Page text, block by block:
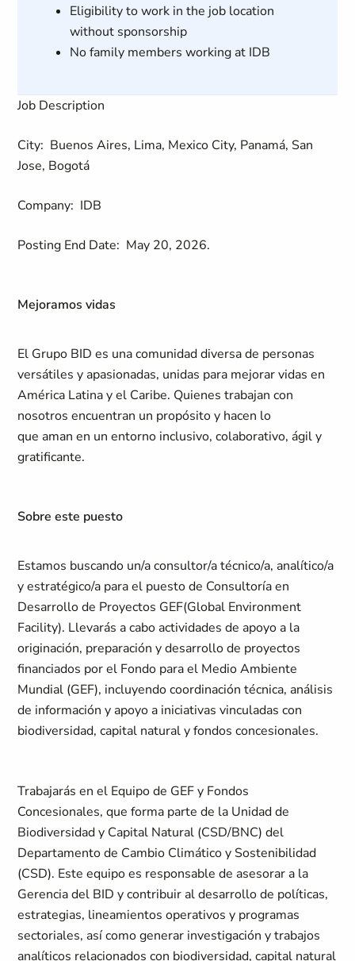
Eligibility to work in the job location
without sponsorship
No family members working at IDB
Job Description
City: Buenos Aires, Lima, Mexico City, Panamá, San
Jose, Bogotá
Company: IDB
Posting End Date: May 20, 2026.
Mejoramos vidas
El Grupo BID es una comunidad diversa de personas
versátiles y apasionadas, unidas para mejorar vidas en
América Latina y el Caribe. Quienes trabajan con
nosotros encuentran un propósito y hacen lo
que aman en un entorno inclusivo, colaborativo, ágil y
gratificante.
Sobre este puesto
Estamos buscando un/a consultor/a técnico/a, analítico/a
y estratégico/a para el puesto de Consultoría en
Desarrollo de Proyectos GEF(Global Environment
Facility). Llevarás a cabo actividades de apoyo a la
originación, preparación y desarrollo de proyectos
financiados por el Fondo para el Medio Ambiente
Mundial (GEF), incluyendo coordinación técnica, análisis
de información y apoyo a iniciativas vinculadas con
biodiversidad, capital natural y fondos concesionales.
Trabajarás en el Equipo de GEF y Fondos
Concesionales, que forma parte de la Unidad de
Biodiversidad y Capital Natural (CSD/BNC) del
Departamento de Cambio Climático y Sostenibilidad
(CSD). Este equipo es responsable de asesorar a la
Gerencia del BID y contribuir al desarrollo de políticas,
estrategias, lineamientos operativos y programas
sectoriales, así como generar investigación y trabajos
analíticos relacionados con biodiversidad, capital natural